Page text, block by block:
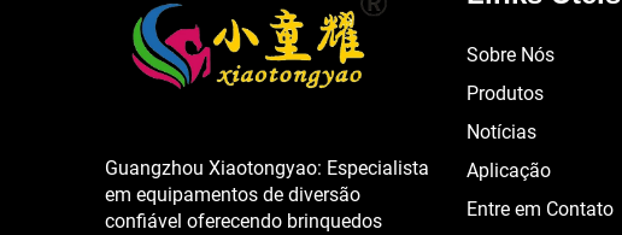
Guangzhou Xiaotongyao: Especialista
em equipamentos de diversão
confiável oferecendo brinquedos
Sobre Nós
Produtos
Notícias
Aplicação
Entre em Contato